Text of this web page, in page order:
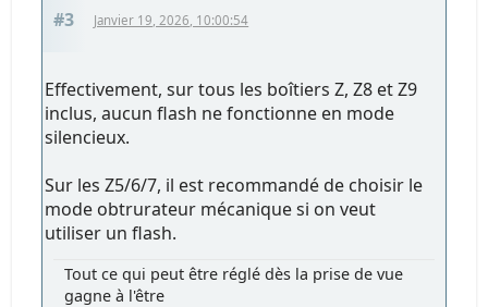
#3 Janvier 19, 2026, 10:00:54
Effectivement, sur tous les boîtiers Z, Z8 et Z9
inclus, aucun flash ne fonctionne en mode
silencieux.
Sur les Z5/6/7, il est recommandé de choisir le
mode obtrurateur mécanique si on veut
utiliser un flash.
Tout ce qui peut être réglé dès la prise de vue
gagne à l'être